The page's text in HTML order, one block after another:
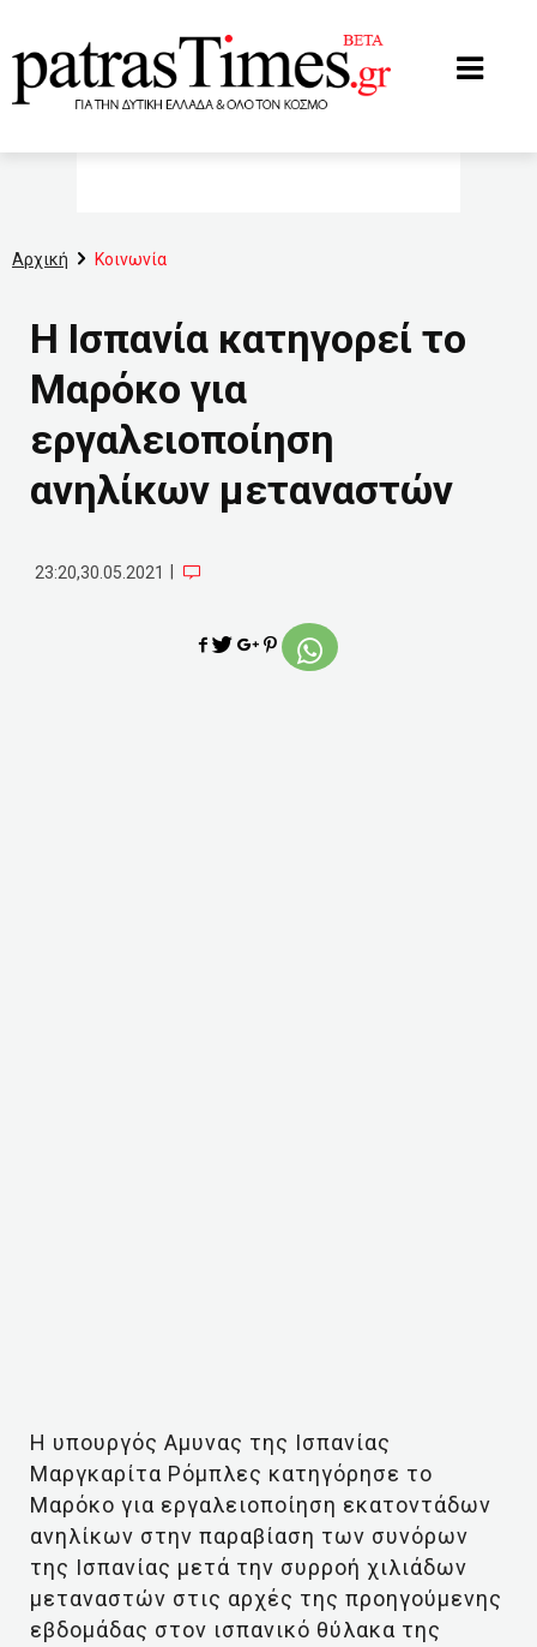
Αρχική Κοινωνία
Η Ισπανία κατηγορεί το
Μαρόκο για
εργαλειοποίηση
ανηλίκων μεταναστών
23:20,30.05.2021
Η υπουργός Αμυνας της Ισπανίας
Μαργκαρίτα Ρόμπλες κατηγόρησε το
Μαρόκο για εργαλειοποίηση εκατοντάδων
ανηλίκων στην παραβίαση των συνόρων
της Ισπανίας μετά την συρροή χιλιάδων
μεταναστών στις αρχές της προηγούμενης
εβδομάδας στον ισπανικό θύλακα της